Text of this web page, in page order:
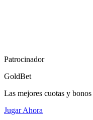
Patrocinador
GoldBet
Las mejores cuotas y
Jugar Ahora